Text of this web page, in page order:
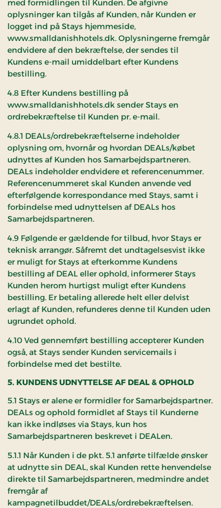
med formidlingen til Kunden. De afgivne
oplysninger kan tilgås af Kunden, når Kunden er
logget ind på Stays hjemmeside,
www.smalldanishhotels.dk. Oplysningerne fremgår
endvidere af den bekræftelse, der sendes til
Kundens e-mail umiddelbart efter Kundens
bestilling.
4.8 Efter Kundens bestilling på
www.smalldanishhotels.dk sender Stays en
ordrebekræftelse til Kunden pr. e-mail.
4.8.1 DEALs/ordrebekræftelserne indeholder
oplysning om, hvornår og hvordan DEALs/købet
udnyttes af Kunden hos Samarbejdspartneren.
DEALs indeholder endvidere et referencenummer.
Referencenummeret skal Kunden anvende ved
efterfølgende korrespondance med Stays, samt i
forbindelse med udnyttelsen af DEALs hos
Samarbejdspartneren.
4.9 Følgende er gældende for tilbud, hvor Stays er
teknisk arrangør. Såfremt det undtagelsesvist ikke
er muligt for Stays at efterkomme Kundens
bestilling af DEAL eller ophold, informerer Stays
Kunden herom hurtigst muligt efter Kundens
bestilling. Er betaling allerede helt eller delvist
erlagt af Kunden, refunderes denne til Kunden uden
ugrundet ophold.
4.10 Ved gennemført bestilling accepterer Kunden
også, at Stays sender Kunden servicemails i
forbindelse med det bestilte.
5. KUNDENS UDNYTTELSE AF DEAL & OPHOLD
5.1 Stays er alene er formidler for Samarbejdspartner.
DEALs og ophold formidlet af Stays til Kunderne
kan ikke indløses via Stays, kun hos
Samarbejdspartneren beskrevet i DEALen.
5.1.1 Når Kunden i de pkt. 5.1 anførte tilfælde ønsker
at udnytte sin DEAL, skal Kunden rette henvendelse
direkte til Samarbejdspartneren, medmindre andet
fremgår af
kampagnetilbuddet/DEALs/ordrebekræftelsen.